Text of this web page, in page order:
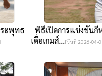
ะพุทธ
พิธีเปิดการแข่งขันกี
เดื่อเกมส์...[วันที่ 2026-04-